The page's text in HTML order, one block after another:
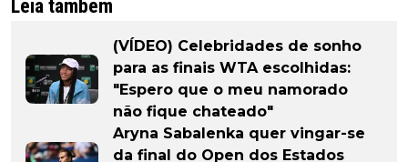
Leia também
(VÍDEO) Celebridades de sonho
para as finais WTA escolhidas:
"Espero que o meu namorado
não fique chateado"
Aryna Sabalenka quer vingar-se
da final do Open dos Estados